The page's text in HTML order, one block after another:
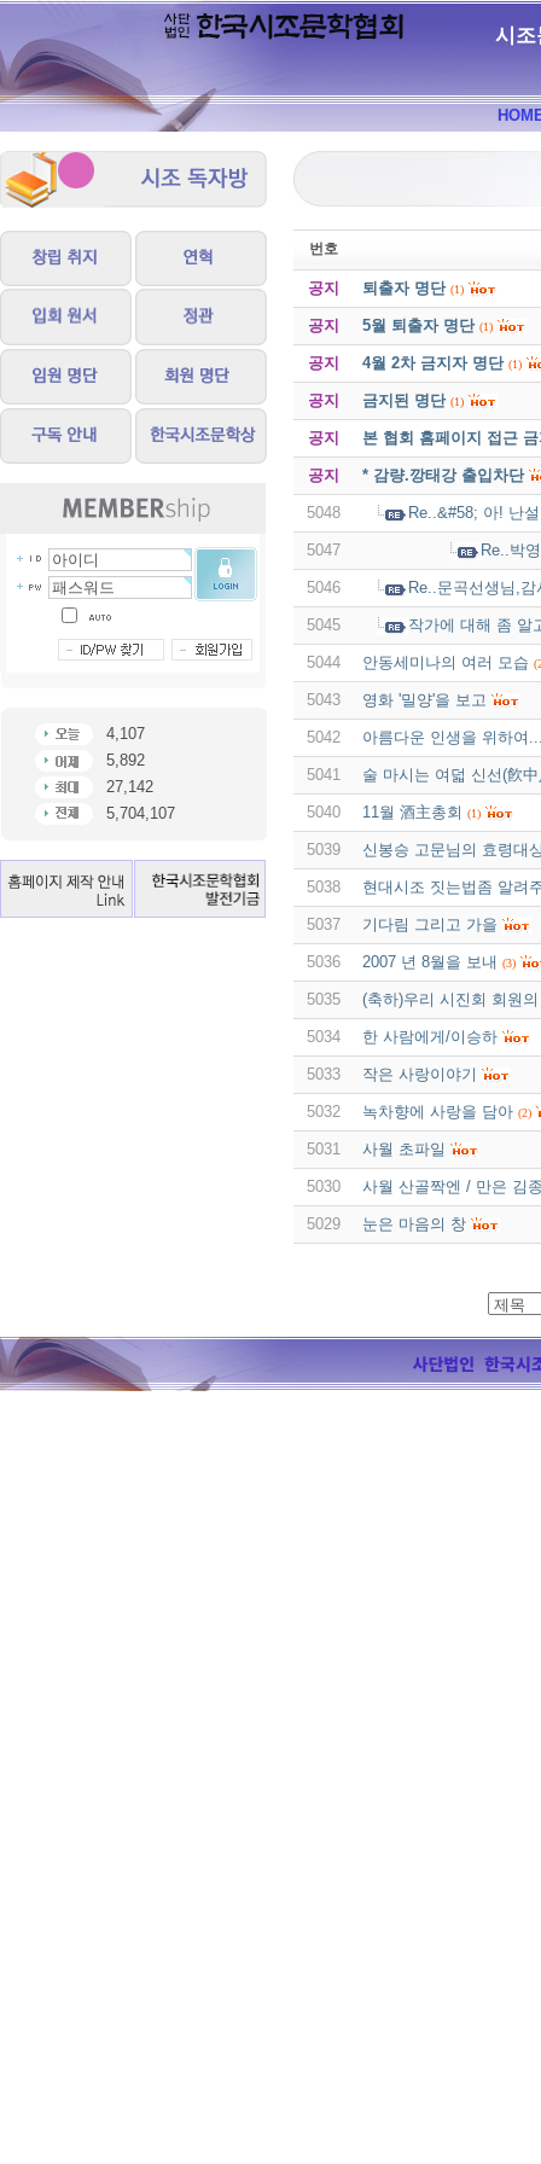
시조
4,107
5,892
27,142
5,704,107
번호
공지 퇴출자 명단 (1)
공지 5월 퇴출자 명단 (1)
공지 4월 2차 금지자 명단 (1)
공지 금지된 명단 (1)
공지 본 협회 홈페이지 접근
공지 * 감량.깡태강 출입차단
5048 Re..&#58; 아! 난
5047 Re..박
5046 Re..문곡선생님,감
5045 작가에 대해 좀 알
5044 안동세미나의 여러 모습
5043 영화 '밀양'을 보고
5042 아름다운 인생을 위하여
5041 술 마시는 여덟 신선(飮
5040 11월 酒主총회 (1)
5039 신봉승 고문님의 효령대
5038 현대시조 짓는법좀 알려
5037 기다림 그리고 가을
5036 2007 년 8월을 보내 (3)
5035 (축하)우리 시진회 회원
5034 한 사람에게/이승하
5033 작은 사랑이야기
5032 녹차향에 사랑을 담아 (2)
5031 사월 초파일
5030 사월 산골짝엔 / 만은 김
5029 눈은 마음의 창